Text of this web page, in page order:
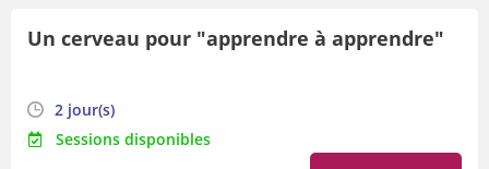
Un cerveau pour "apprendre à apprendre"
2 jour(s)
Sessions disponibles